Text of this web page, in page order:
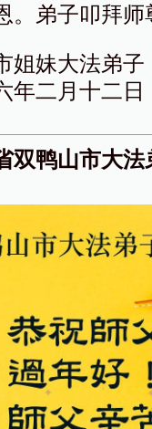
。弟子叩拜师
姐妹大法弟子
年二月十二日
双鸭山市大